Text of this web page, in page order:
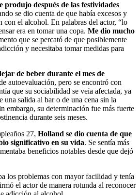
produjo después de las festividades
se dio cuenta de que había excesos y
con el alcohol. En palabras del actor, “lo
era en tomar una copa. Me dio mucho
que se percató de que posiblemente
y necesitaba tomar medidas para
de beber durante el mes de
autoevaluación, pero se encontró con
que su sociabilidad se veía afectada, ya
una salida al bar o de una cena sin la
embargo, su determinación fue más fuerte
durante seis meses.
27, Holland se dio cuenta de que
significativo en su vida. Se sentía más
beneficios notables desde que dejó
los problemas con mayor facilidad y tenía
el actor de manera rotunda al reconocer